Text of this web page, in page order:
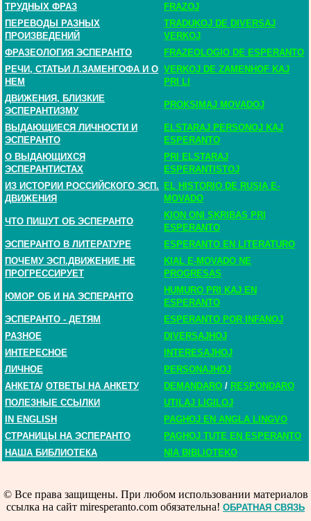
ТРУДНЫХ ФРАЗ
FRAZOJ
ПЕРЕВОДЫ РАЗНЫХ
ПРОИЗВЕДЕНИЙ
TRADUKOJ DE DIVERSAJ
VERKOJ
ФРАЗЕОЛОГИЯ ЭСПЕРАНТО
FRAZEOLOGIO DE ESPERANTO
РЕЧИ, СТАТЬИ Л.ЗАМЕНГОФА И О
НЕМ
VERKOJ DE ZAMENHOF KAJ
PRI LI
ДВИЖЕНИЯ, БЛИЗКИЕ
ЭСПЕРАНТИЗМУ
PROKSIMAJ MOVADOJ
ВЫДАЮЩИЕСЯ ЛИЧНОСТИ И
ЭСПЕРАНТО
ELSTARAJ PERSONOJ KAJ
ESPERANTO
О ВЫДАЮЩИХСЯ
ЭСПЕРАНТИСТАХ
PRI ELSTARAJ
ESPERANTISTOJ
ИЗ ИСТОРИИ РОССИЙСКОГО ЭСП.
ДВИЖЕНИЯ
EL HISTORIO DE RUSIA E-
MOVADO
ЧТО ПИШУТ ОБ ЭСПЕРАНТО
KION ONI SKRIBAS PRI
ESPERANTO
ЭСПЕРАНТО В ЛИТЕРАТУРЕ
ESPERANTO EN LITERATURO
ПОЧЕМУ ЭСП.ДВИЖЕНИЕ НЕ
ПРОГРЕССИРУЕТ
KIAL E-MOVADO NE
PROGRESAS
ЮМОР ОБ И НА ЭСПЕРАНТО
HUMURO PRI KAJ EN
ESPERANTO
ЭСПЕРАНТО - ДЕТЯМ
ESPERANTO POR INFANOJ
РАЗНОЕ
DIVERSAJHOJ
ИНТЕРЕСНОЕ
INTERESAJHOJ
ЛИЧНОЕ
PERSONAJHOJ
АНКЕТА/ ОТВЕТЫ НА АНКЕТУ DEMANDARO / RESPONDARO
ПОЛЕЗНЫЕ ССЫЛКИ
UTILAJ LIGILOJ
IN ENGLISH
PAGHOJ EN ANGLA LINGVO
СТРАНИЦЫ НА ЭСПЕРАНТО
PAGHOJ TUTE EN ESPERANTO
НАША БИБЛИОТЕКА
NIA BIBLIOTEKO
© Все права защищены. При любом использовании материалов
ссылка на сайт miresperanto.com обязательна! ОБРАТНАЯ СВЯЗЬ